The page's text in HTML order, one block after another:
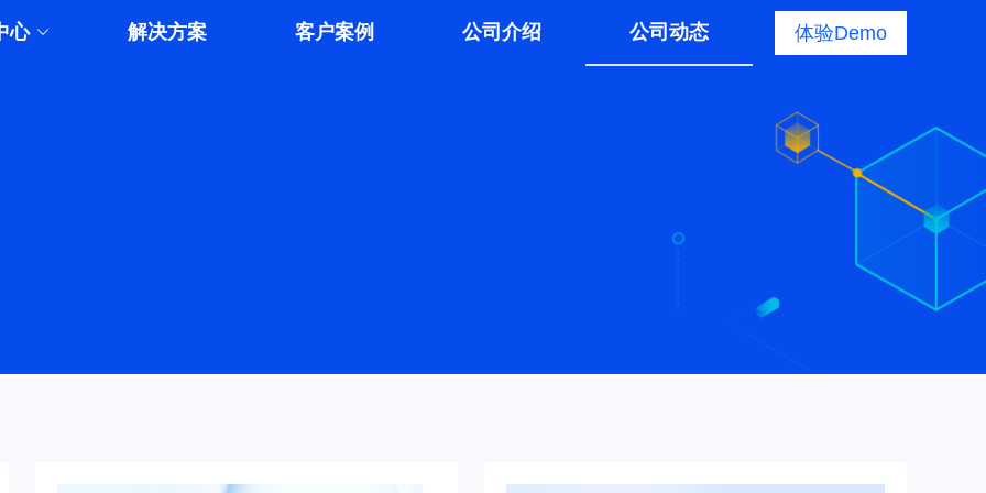
心 解决方案 客户案例 公司介绍 公司动态 体验Demo